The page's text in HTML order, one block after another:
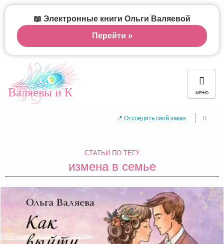
Валяевы и К МЕНЮ
📍 Отследить свой заказ
СТАТЬИ ПО ТЕГУ
измена в семье
📖 Электронные книги Ольги Валяевой
Перейти »